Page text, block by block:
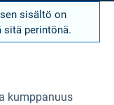
sisältö on
sitä perintönä.
kumppanuus